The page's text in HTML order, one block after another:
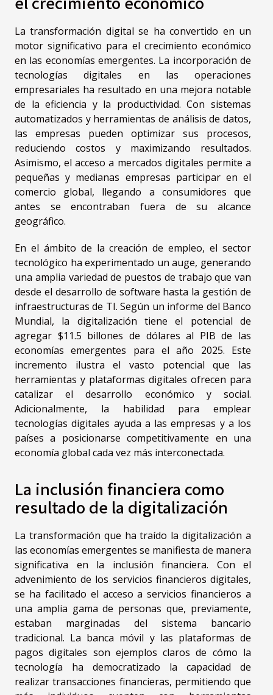
La transformación digital se ha convertido en un
motor significativo para el crecimiento económico
en las economías emergentes. La incorporación de
tecnologías digitales en las operaciones
empresariales ha resultado en una mejora notable
de la eficiencia y la productividad. Con sistemas
automatizados y herramientas de análisis de datos,
las empresas pueden optimizar sus procesos,
reduciendo costos y maximizando resultados.
Asimismo, el acceso a mercados digitales permite a
pequeñas y medianas empresas participar en el
comercio global, llegando a consumidores que
antes se encontraban fuera de su alcance
geográfico.
En el ámbito de la creación de empleo, el sector
tecnológico ha experimentado un auge, generando
una amplia variedad de puestos de trabajo que van
desde el desarrollo de software hasta la gestión de
infraestructuras de TI. Según un informe del Banco
Mundial, la digitalización tiene el potencial de
agregar $11.5 billones de dólares al PIB de las
economías emergentes para el año 2025. Este
incremento ilustra el vasto potencial que las
herramientas y plataformas digitales ofrecen para
catalizar el desarrollo económico y social.
Adicionalmente, la habilidad para emplear
tecnologías digitales ayuda a las empresas y a los
países a posicionarse competitivamente en una
economía global cada vez más interconectada.
La inclusión financiera como
resultado de la digitalización
La transformación que ha traído la digitalización a
las economías emergentes se manifiesta de manera
significativa en la inclusión financiera. Con el
advenimiento de los servicios financieros digitales,
se ha facilitado el acceso a servicios financieros a
una amplia gama de personas que, previamente,
estaban marginadas del sistema bancario
tradicional. La banca móvil y las plataformas de
pagos digitales son ejemplos claros de cómo la
tecnología ha democratizado la capacidad de
realizar transacciones financieras, permitiendo que